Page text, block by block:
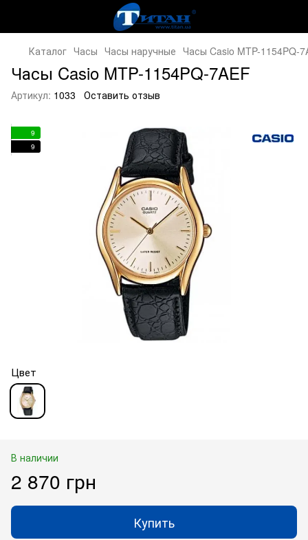
Каталог Часы Часы наручные Часы Casio MTP-1154PQ-
Часы Casio MTP-1154PQ-7AEF
Артикул: 1033 Оставить отзыв
9
9
Цвет
В наличии
2 870 грн
Купить